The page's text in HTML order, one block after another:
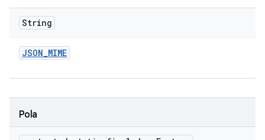
String
JSON_MIME
Pola